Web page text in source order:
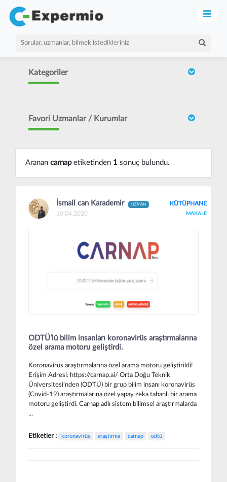
Kategoriler
Favori Uzmanlar / Kurumlar
Aranan carnapetiketinden 1sonuç bulundu.
İsmail can Karademir UZMAN
10.04.2020
KÜTÜPHANE
MAKALE
ODTÜ’lü bilim insanları koronavirüs araştırmalarına
özel arama motoru geliştirdi.
Koronavirüs araştırmalarına özel arama motoru geliştirildi!
Erişim Adresi: https://carnap.ai/ Orta Doğu Teknik
Üniversitesi’nden (ODTÜ) bir grup bilim insanı koronavirüs
(Covid-19) araştırmalarına özel yapay zeka tabanlı bir arama
motoru geliştirdi. Carnap adlı sistem bilimsel araştırmalarda
...
Etiketler : koronavirüs araştırma carnap odtü